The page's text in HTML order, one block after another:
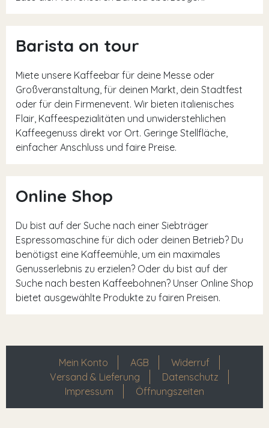
Barista on tour
Miete unsere Kaffeebar für deine Messe oder
Großveranstaltung, für deinen Markt, dein Stadtfest
oder für dein Firmenevent. Wir bieten italienisches
Flair, Kaffeespezialitäten und unwiderstehlichen
Kaffeegenuss direkt vor Ort. Geringe Stellfläche,
einfacher Anschluss und faire Preise.
Online Shop
Du bist auf der Suche nach einer Siebträger
Espressomaschine für dich oder deinen Betrieb? Du
benötigst eine Kaffeemühle, um ein maximales
Genusserlebnis zu erzielen? Oder du bist auf der
Suche nach besten Kaffeebohnen? Unser Online Shop
bietet ausgewählte Produkte zu fairen Preisen.
Mein Konto AGB
Widerruf
Versand & Lieferung
Datenschutz
Impressum
Öffnungszeiten